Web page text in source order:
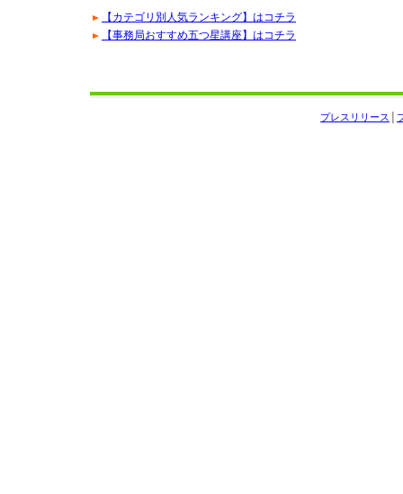
【カテゴリ別人気ランキング】はコチラ
【事務局おすすめ五つ星講座】はコチラ
プレスリリース